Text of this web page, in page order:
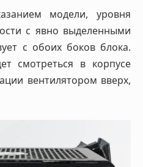
модели, уровня
с явно выделенными
с обоих боков блока.
смотреться в корпусе
вентилятором вверх,